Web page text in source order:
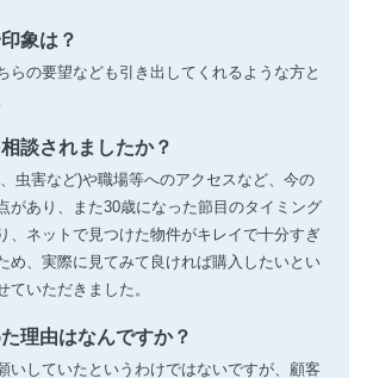
象は？
らの要望なども引き出してくれるような方と
談されましたか？
虫害など)や職場等へのアクセスなど、今の
があり、また30歳になった節目のタイミング
、ネットで見つけた物件がキレイで十分すぎ
め、実際に見てみて良ければ購入したいとい
ていただきました。
理由はなんですか？
いしていたというわけではないですが、顧客